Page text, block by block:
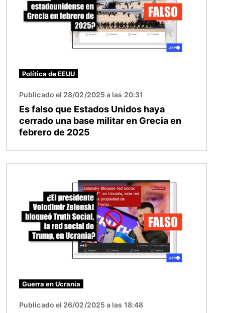
Política de EEUU
Publicado el 28/02/2025 a las 20:31
Es falso que Estados Unidos haya
cerrado una base militar en Grecia en
febrero de 2025
Guerra en Ucrania
Publicado el 26/02/2025 a las 18:48